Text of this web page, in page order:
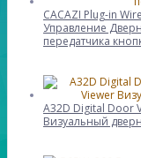
CACAZI Plug-in
Управление
передатчика
A32D Digital Door
Визуальный